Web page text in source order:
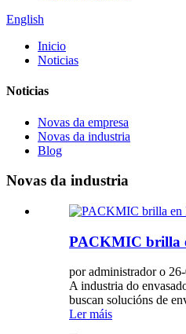
English
Inicio
Noticias
Noticias
Novas da empresa
Novas da industria
Blog
Novas da industria
PACKMIC brilla
por administrador o
A industria do
buscan solucións de
Ler máis